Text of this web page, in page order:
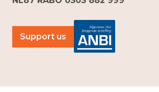
Support us